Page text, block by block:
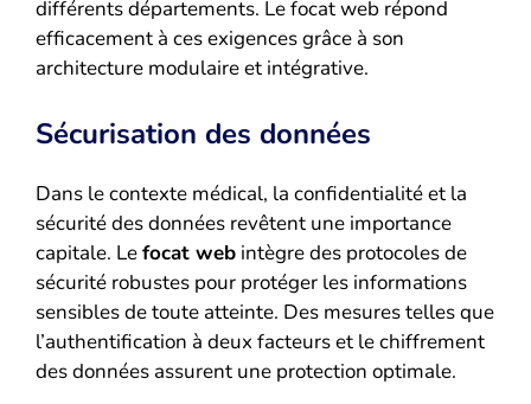
différents départements. Le focat web répond
efficacement à ces exigences grâce à son
architecture modulaire et intégrative.
Sécurisation des données
Dans le contexte médical, la confidentialité et la
sécurité des données revêtent une importance
capitale. Lefocat web intègre des protocoles de
sécurité robustes pour protéger les informations
sensibles de toute atteinte. Des mesures telles que
l’authentification à deux facteurs et le chiffrement
des données assurent une protection optimale.